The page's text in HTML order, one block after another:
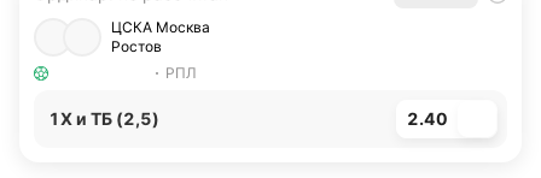
ЦСКА Москва
Ростов
РПЛ
1X и ТБ (2,5) 2.40